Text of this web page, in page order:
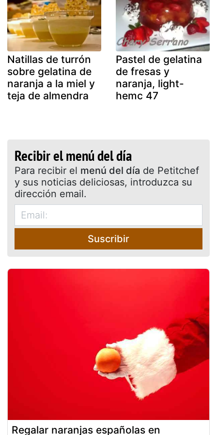
Natillas de turrón
sobre gelatina de
naranja a la miel y
teja de almendra
Pastel de gelatina
de fresas y
naranja, light-
hemc 47
Recibir el menú del día
Para recibir el menú del día de Petitchef
y sus noticias deliciosas, introduzca su
dirección email.
Suscribir
Regalar naranjas españolas en